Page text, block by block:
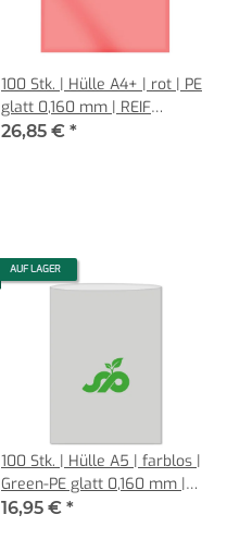
100 Stk. | Hülle A4+ | rot | PE
glatt 0,160 mm | REIF
Hamburg
26,85 € *
AUF LAGER
100 Stk. | Hülle A5 | farblos |
Green-PE glatt 0,160 mm |
REIF Hamburg
16,95 € *